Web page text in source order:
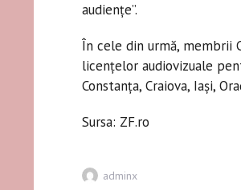
audienţe”.
În cele din urmă, membrii
licenţelor audiovizuale
Constanţa, Craiova, Iaşi,
Sursa: ZF.ro
Author
adminx